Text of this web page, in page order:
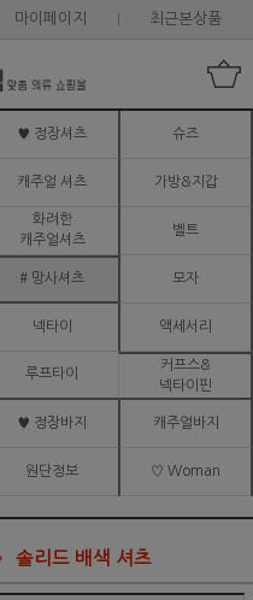
마이페이지 최근본상품
♥ 정장셔츠 슈즈
캐주얼 셔츠 가방&지갑
화려한
캐주얼셔츠
벨트
# 망사셔츠 모자
넥타이 액세서리
루프타이
커프스&
넥타이핀
♥ 정장바지 캐주얼바지
원단정보 ♡ Woman
솔리드 배색 셔츠